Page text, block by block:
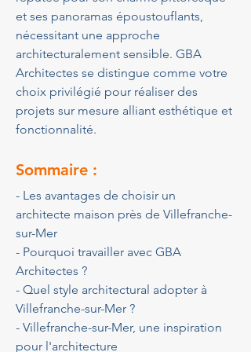
et ses panoramas époustouflants,
nécessitant une approche
architecturalement sensible. GBA
Architectes se distingue comme votre
choix privilégié pour réaliser des
projets sur mesure alliant esthétique et
fonctionnalité.
Sommaire :
- Les avantages de choisir un
architecte maison près de Villefranche-
sur-Mer
- Pourquoi travailler avec GBA
Architectes ?
- Quel style architectural adopter à
Villefranche-sur-Mer ?
- Villefranche-sur-Mer, une inspiration
pour l'architecture